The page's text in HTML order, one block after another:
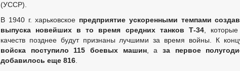
(УССР).
В 1940 г. харьковское предприятие ускоренными темпами
выпуска новейших в то время
средних танков Т-34, которые
качеств позднее будут признаны лучшими за время войны. К
войска поступило 115 боевых машин, аза первое
добавилось еще 816